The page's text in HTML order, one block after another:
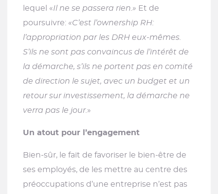
lequel «Il ne se passera rien.» Et de
poursuivre: «C’est l’ownership RH:
l’appropriation par les DRH eux-mêmes.
S’ils ne sont pas convaincus de l’intérêt de
la démarche, s’ils ne portent pas en comité
de direction le sujet, avec un budget et un
retour sur investissement, la démarche ne
verra pas le jour.»
Un atout pour l’engagement
Bien-sûr, le fait de favoriser le bien-être de
ses employés, de les mettre au centre des
préoccupations d’une entreprise n’est pas